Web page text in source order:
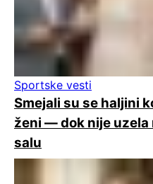
Sportske vesti
Smejali su se haljini
ženi — dok nije
salu